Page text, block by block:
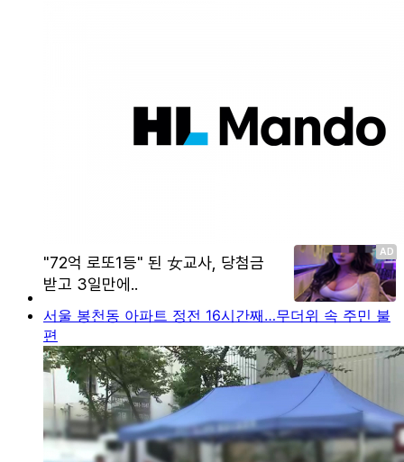
서울 봉천동 아파트 정전 16시간째…무더위 속 주민 불
편